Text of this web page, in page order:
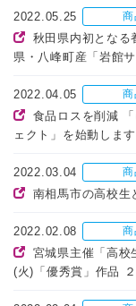
2022.05.25 商
秋田県内初となる
県・八峰町産「岩館
2022.04.05 商
食品ロスを削減
ェクト」を始動します
2022.03.04 商
南相馬市の高校
2022.02.08 商
宮城県主催「高校
(火)「優秀賞」作品